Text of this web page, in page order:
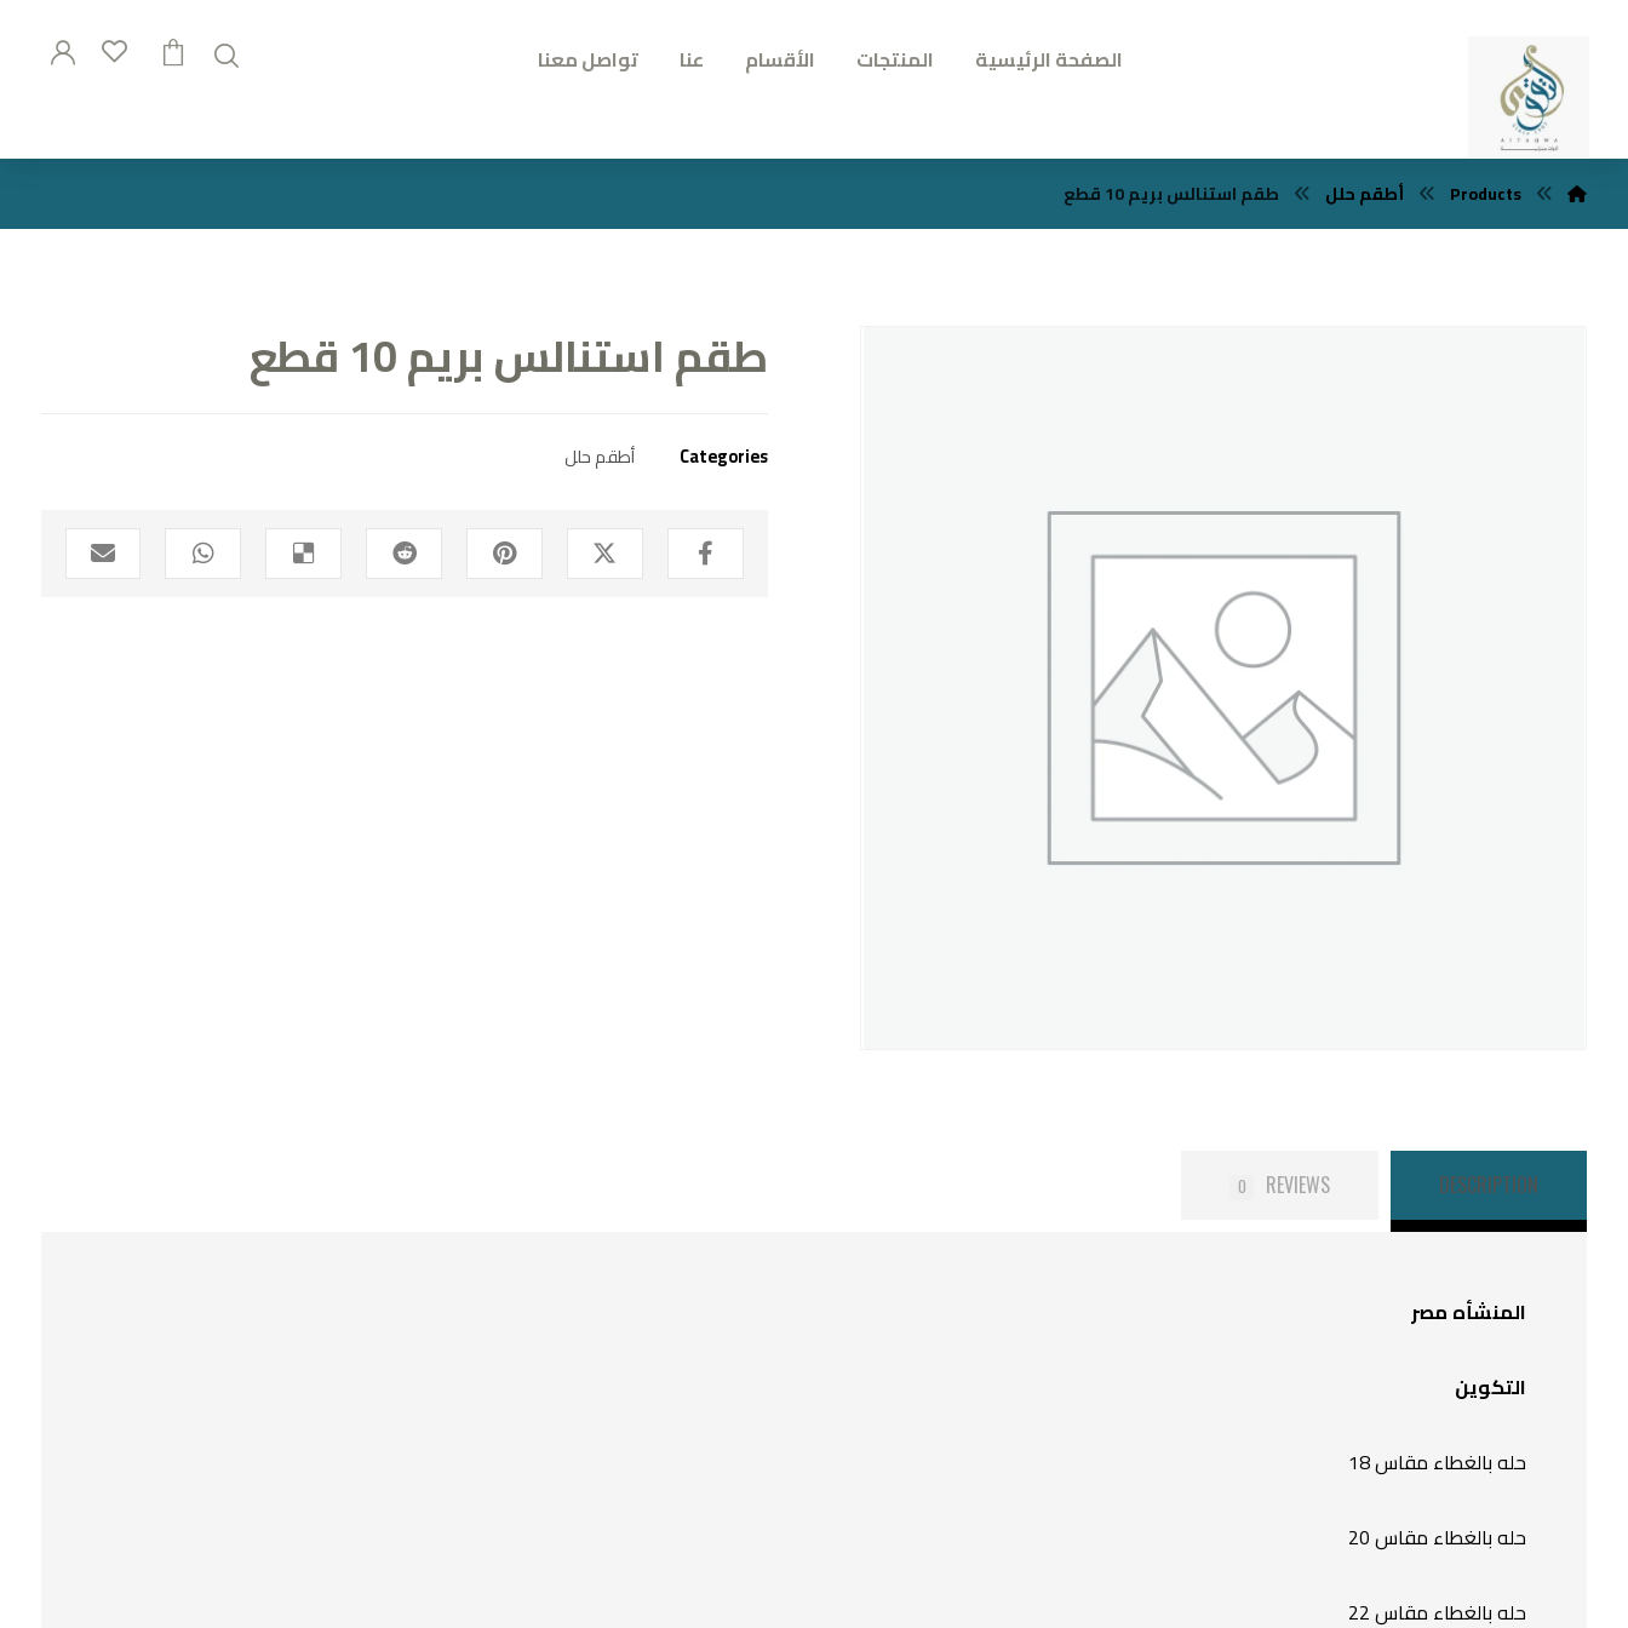
الصفحة الرئيسية المنتجات الأقسام عنا تواصل معنا
Products أطقم حلل طقم استنالس بريم 10 قطع
طقم استنالس بريم 10 قطع
Categories أطقم حلل
DESCRIPTION
REVIEWS
0
المنشأه مصر
التكوين
حله بالغطاء مقاس 18
حله بالغطاء مقاس 20
حله بالغطاء مقاس 22